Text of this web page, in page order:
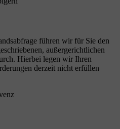
führen wir für Sie den
außergerichtlichen
Hierbei legen wir Ihren
derzeit nicht erfüllen